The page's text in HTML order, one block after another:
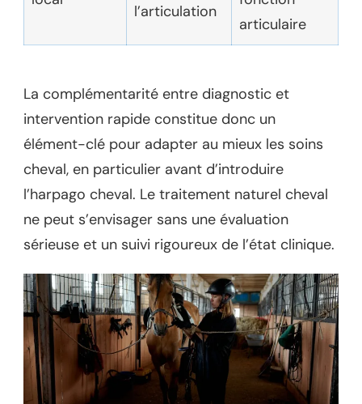
l’articulation
articulaire
La complémentarité entre diagnostic et
intervention rapide constitue donc un
élément-clé pour adapter au mieux les soins
cheval, en particulier avant d’introduire
l’harpago cheval. Le traitement naturel cheval
ne peut s’envisager sans une évaluation
sérieuse et un suivi rigoureux de l’état clinique.